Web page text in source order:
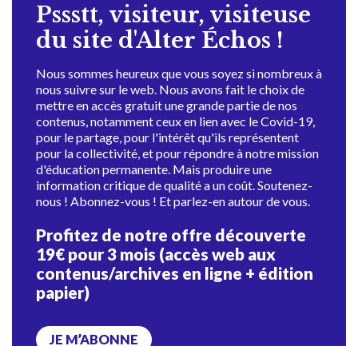
Pssstt, visiteur, visiteuse
du site d'Alter Échos !
Nous sommes heureux que vous soyez si nombreux à
nous suivre sur le web. Nous avons fait le choix de
mettre en accès gratuit une grande partie de nos
contenus, notamment ceux en lien avec le Covid-19,
pour le partage, pour l'intérêt qu'ils représentent
pour la collectivité, et pour répondre à notre mission
d'éducation permanente. Mais produire une
information critique de qualité a un coût. Soutenez-
nous ! Abonnez-vous ! Et parlez-en autour de vous.
Profitez de notre offre découverte
19€ pour 3 mois (accès web aux
contenus/archives en ligne + édition
papier)
JE M’ABONNE